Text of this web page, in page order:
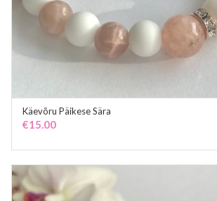
Käevõru Päikese Sära
€15.00